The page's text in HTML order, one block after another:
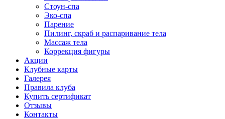
Стоун-спа
Эко-спа
Парение
Пилинг, скраб и распаривание тела
Массаж тела
Коррекция фигуры
Акции
Клубные карты
Галерея
Правила клуба
Купить сертификат
Отзывы
Контакты